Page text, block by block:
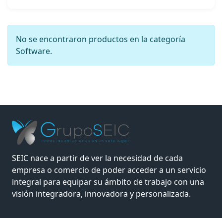
No se encontraron productos en la categoría
Software.
SEIC nace a partir de ver la necesidad de cada
empresa o comercio de poder acceder a un servicio
integral para equipar su ámbito de trabajo con una
visión integradora, innovadora y personalizada.